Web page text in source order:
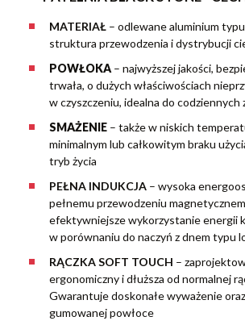
MATERIAŁ – odlewane aluminium
struktura przewodzenia i dystrybucji
POWŁOKA – najwyższej jakości,
trwała, o dużych właściwościach
w czyszczeniu, idealna do codziennych
SMAŻENIE – także w niskich
minimalnym lub całkowitym braku
tryb życia
PEŁNA INDUKCJA – wysoka
pełnemu przewodzeniu
efektywniejsze wykorzystanie energii
w porównaniu do naczyń z dnem typu
RĄCZKA SOFT TOUCH –
ergonomiczny i dłuższa od normalnej
Gwarantuje doskonałe wyważenie
gumowanej powłoce